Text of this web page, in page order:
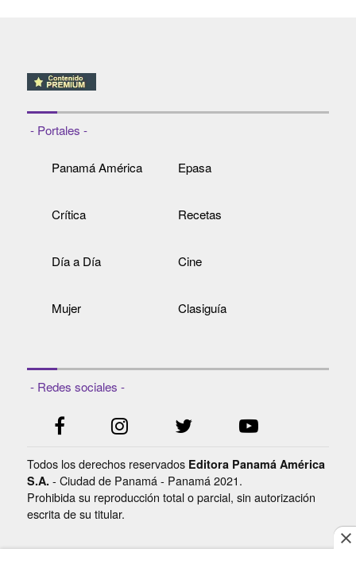
- Portales -
Panamá América Epasa
Crítica Recetas
Día a Día Cine
Mujer Clasiguía
- Redes sociales -
Todos los derechos reservados Editora Panamá América
S.A. - Ciudad de Panamá - Panamá 2021.
Prohibida su reproducción total o parcial, sin autorización
escrita de su titular.